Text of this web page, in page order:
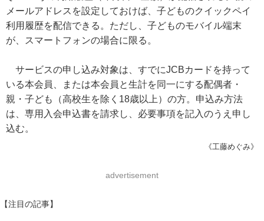
メールアドレスを設定しておけば、子どものクイックペイ
利用履歴を配信できる。ただし、子どものモバイル端末
が、スマートフォンの場合に限る。
サービスの申し込み対象は、すでにJCBカードを持って
いる本会員、または本会員と生計を同一にする配偶者・
親・子ども（高校生を除く18歳以上）の方。申込み方法
は、専用入会申込書を請求し、必要事項を記入のうえ申し
込む。
《工藤めぐみ》
advertisement
【注目の記事】